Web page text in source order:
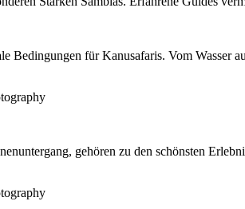
Bedingungen für Kanusafaris. Vom Wasser
gehören zu den schönsten